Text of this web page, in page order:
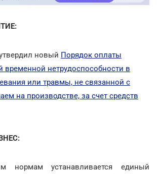
новый Порядок оплаты
временной нетрудоспособности в
или травмы, не связанной с
на производстве, за счет средств
нормам устанавливается единый